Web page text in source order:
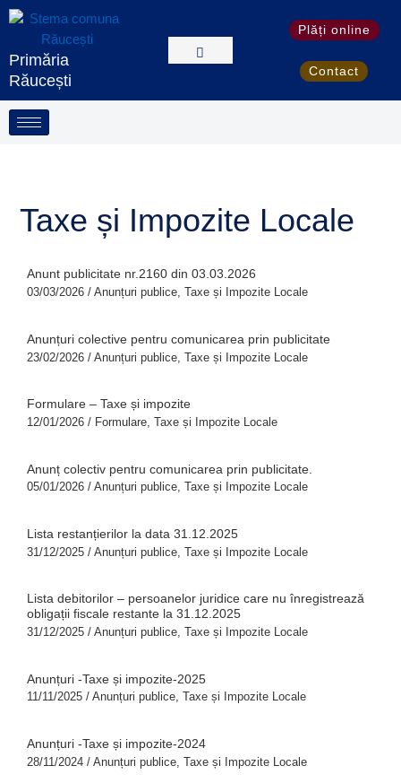
Skip
Primăria
Răucești
Plăți online
Contact
Taxe și Impozite Locale
Anunt publicitate nr.2160 din 03.03.2026
03/03/2026 / Anunțuri publice, Taxe și Impozite Locale
Anunțuri colective pentru comunicarea prin publicitate
23/02/2026 / Anunțuri publice, Taxe și Impozite Locale
Formulare – Taxe și impozite
12/01/2026 / Formulare, Taxe și Impozite Locale
Anunț colectiv pentru comunicarea prin publicitate.
05/01/2026 / Anunțuri publice, Taxe și Impozite Locale
Lista restanțierilor la data 31.12.2025
31/12/2025 / Anunțuri publice, Taxe și Impozite Locale
Lista debitorilor – persoanelor juridice care nu înregistrează
obligații fiscale restante la 31.12.2025
31/12/2025 / Anunțuri publice, Taxe și Impozite Locale
Anunțuri -Taxe și impozite-2025
11/11/2025 / Anunțuri publice, Taxe și Impozite Locale
Anunțuri -Taxe și impozite-2024
28/11/2024 / Anunțuri publice, Taxe și Impozite Locale
S
a
r
c
h